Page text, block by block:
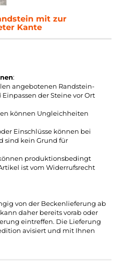
mit zur
Kante
:
angebotenen Randstein-
der Steine vor Ort
können Ungleichheiten
Einschlüsse können bei
sind kein Grund für
produktionsbedingt
ist vom Widerrufsrecht
von der Beckenlieferung ab
daher bereits vorab oder
eintreffen. Die Lieferung
avisiert und mit Ihnen